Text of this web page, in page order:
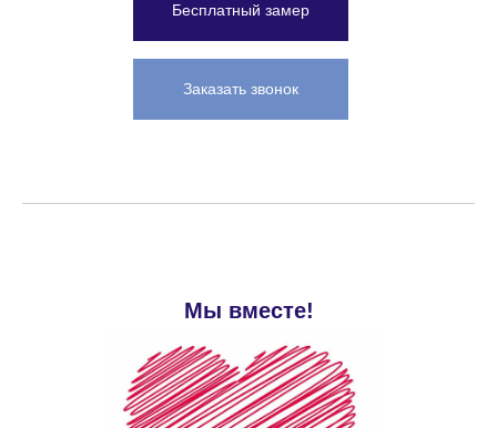
Заказать звонок
Бесплатный замер
Мы вместе!